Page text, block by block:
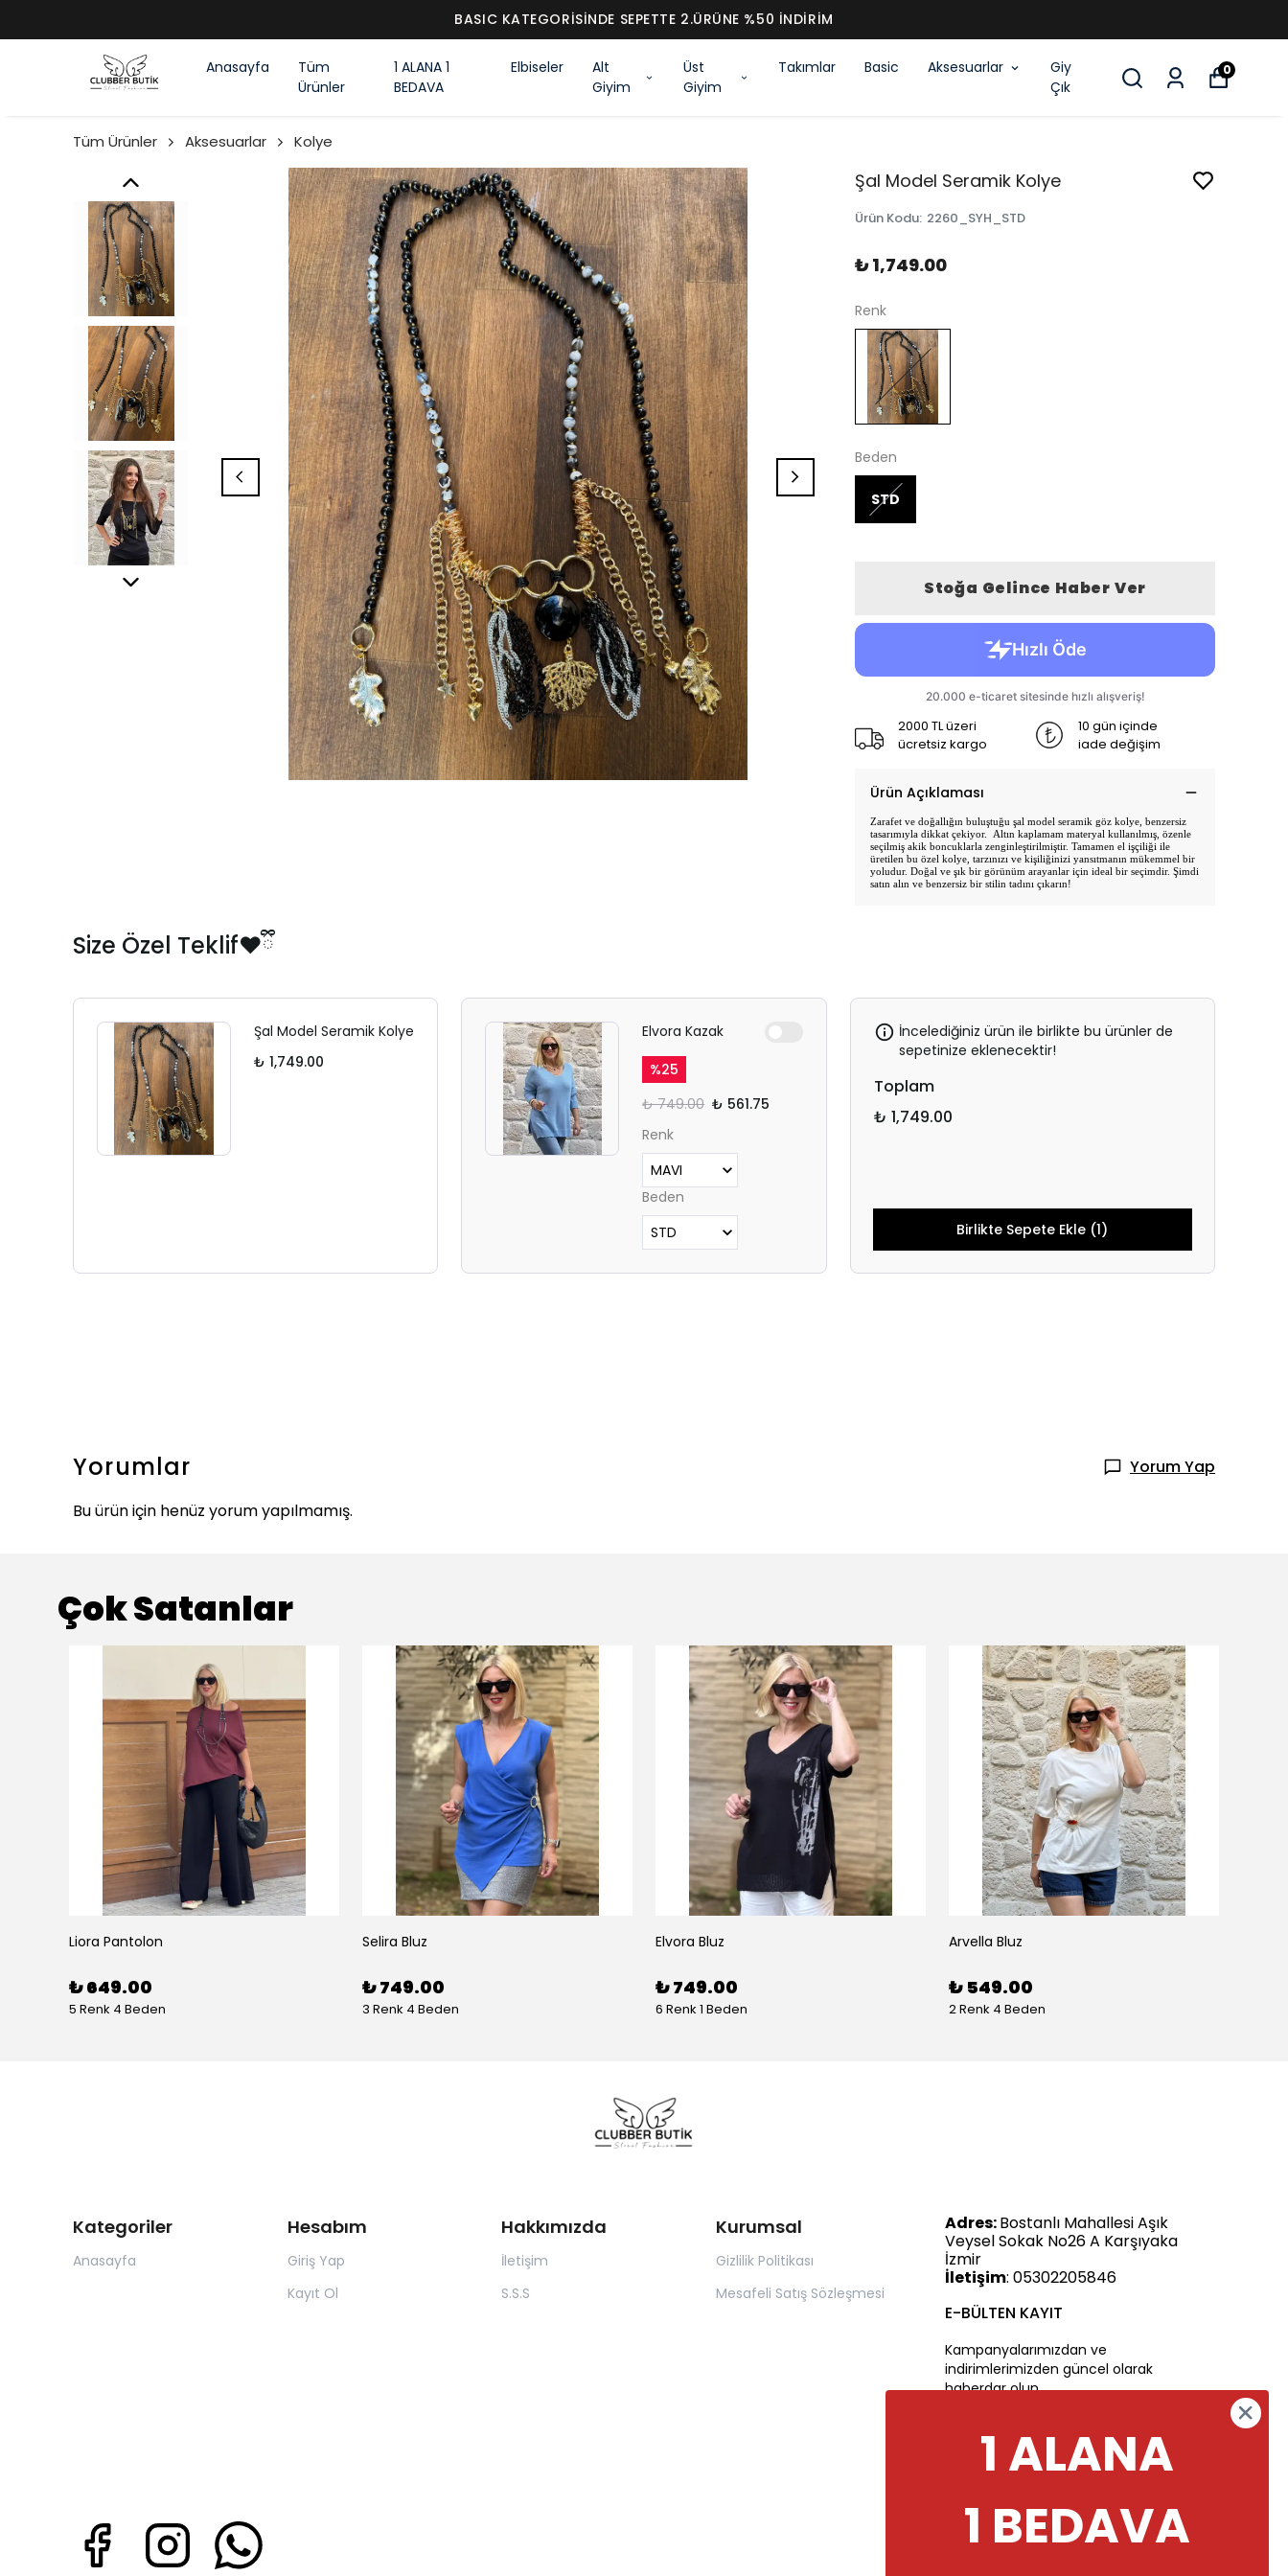
BASIC KATEGORİSİNDE SEPETTE 2.ÜRÜNE %50 İNDİRİM
Anasayfa
Tüm
Ürünler
1 ALANA 1
BEDAVA
Elbiseler
Alt
Giyim
Üst
Giyim
Takımlar Basic Aksesuarlar
Giy
Çık
0
Tüm Ürünler Aksesuarlar Kolye
Şal Model Seramik Kolye
Ürün Kodu: 2260_SYH_STD
₺ 1,749.00
Renk
Beden
STD
Stoğa Gelince Haber Ver
2000 TL üzeri
ücretsiz kargo
10 gün içinde
iade değişim
Ürün Açıklaması
Zarafet ve doğallığın buluştuğu şal model seramik göz kolye, benzersiz
tasarımıyla dikkat çekiyor. Altın kaplamam materyal kullanılmış, özenle
seçilmiş akik boncuklarla zenginleştirilmiştir. Tamamen el işçiliği ile
üretilen bu özel kolye, tarzınızı ve kişiliğinizi yansıtmanın mükemmel bir
yoludur. Doğal ve şık bir görünüm arayanlar için ideal bir seçimdir. Şimdi
satın alın ve benzersiz bir stilin tadını çıkarın!
Size Özel Teklif❤️ྀི
Şal Model Seramik Kolye
₺ 1,749.00
Elvora Kazak
%25
₺ 749.00 ₺ 561.75
Renk
Beden
İncelediğiniz ürün ile birlikte bu ürünler de
sepetinize eklenecektir!
Toplam
₺ 1,749.00
Birlikte Sepete Ekle (1)
Yorumlar
Yorum Yap
Bu ürün için henüz yorum yapılmamış.
Çok Satanlar
Liora Pantolon
₺ 649.00
5 Renk 4 Beden
Selira Bluz
₺ 749.00
3 Renk 4 Beden
Elvora Bluz
₺ 749.00
6 Renk 1 Beden
Arvella Bluz
₺ 549.00
2 Renk 4 Beden
Kategoriler
Anasayfa
Hesabım
Giriş Yap
Kayıt Ol
Hakkımızda
İletişim
S.S.S
Kurumsal
Gizlilik Politikası
Mesafeli Satış Sözleşmesi
Adres:Bostanlı Mahallesi Aşık
Veysel Sokak No26 A Karşıyaka
İzmir
İletişim: 05302205846
E-BÜLTEN KAYIT
Kampanyalarımızdan ve
indirimlerimizden güncel olarak
haberdar olun.
1 ALANA
1 BEDAVA